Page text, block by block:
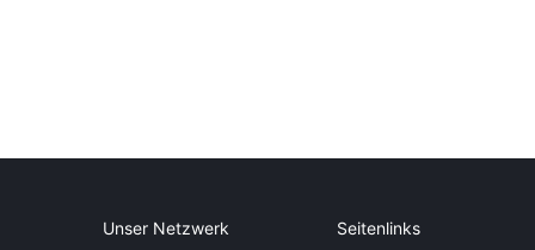
Unser Netzwerk Seitenlinks